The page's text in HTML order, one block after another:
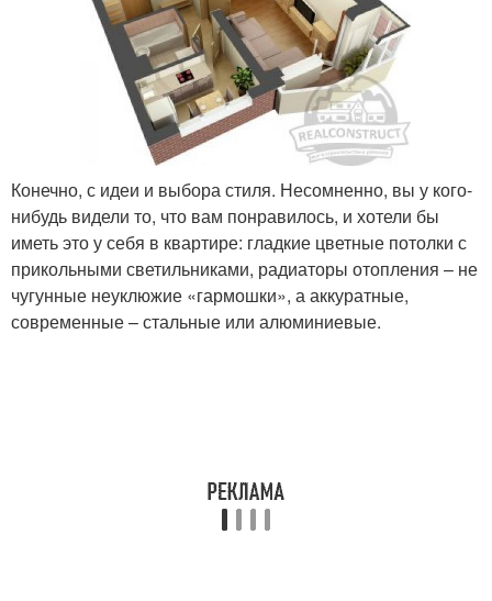
Конечно, с идеи и выбора стиля. Несомненно, вы у кого-
нибудь видели то, что вам понравилось, и хотели бы
иметь это у себя в квартире: гладкие цветные потолки с
прикольными светильниками, радиаторы отопления – не
чугунные неуклюжие «гармошки», а аккуратные,
современные – стальные или алюминиевые.